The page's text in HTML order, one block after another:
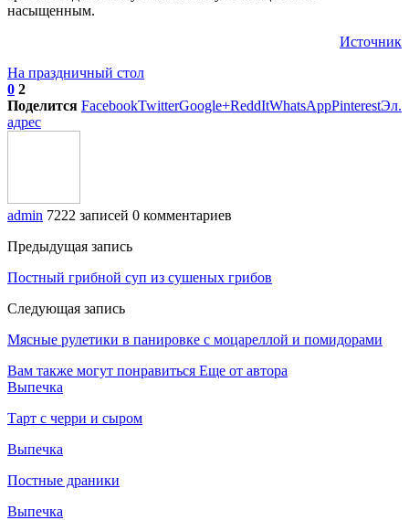
насыщенным.
Источник
На праздничный стол
0 2
Поделится FacebookTwitterGoogle+ReddItWhatsAppPinterestЭл.
адрес
admin 7222 записей 0 комментариев
Предыдущая запись
Постный грибной суп из сушеных грибов
Следующая запись
Мясные рулетики в панировке с моцареллой и помидорами
Вам также могут понравиться Еще от автора
Выпечка
Тарт с черри и сыром
Выпечка
Постные драники
Выпечка